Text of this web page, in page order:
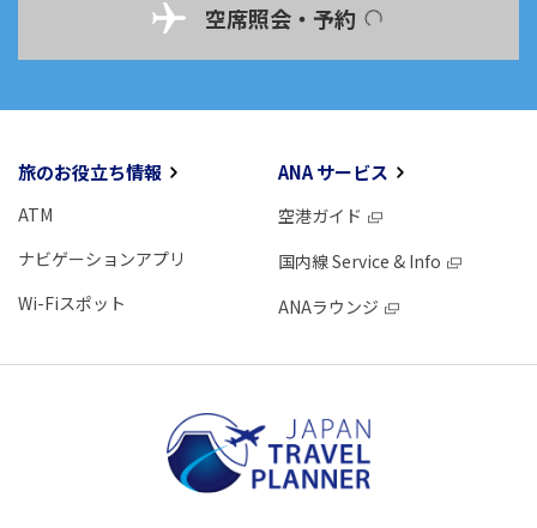
空席照会・予約
旅のお役立ち情報
ATM
ナビゲーションアプリ
Wi-Fiスポット
ANA サービス
空港ガイド
国内線 Service & Info
ANAラウンジ